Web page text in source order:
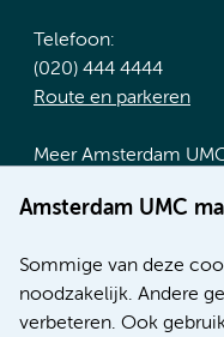
Amsterdam UMC
Sommige van deze
noodzakelijk. Andere
verbeteren. Ook
Telefoon:
(020) 444 4444
Route en parkeren
Meer Amsterdam
Werken bij
Nieuws
Research
Educatie locatie AMC